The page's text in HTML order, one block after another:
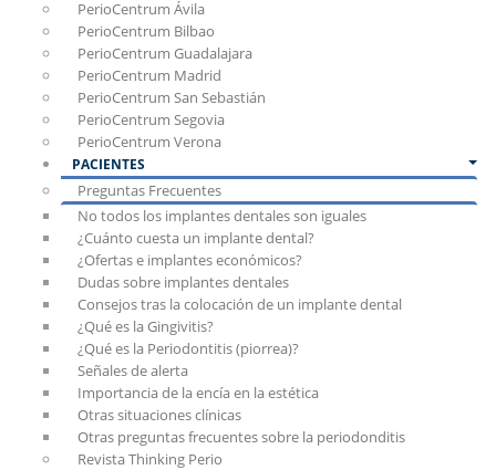
PerioCentrum Ávila
PerioCentrum Bilbao
PerioCentrum Guadalajara
PerioCentrum Madrid
PerioCentrum San Sebastián
PerioCentrum Segovia
PerioCentrum Verona
PACIENTES
Preguntas Frecuentes
No todos los implantes dentales son iguales
¿Cuánto cuesta un implante dental?
¿Ofertas e implantes económicos?
Dudas sobre implantes dentales
Consejos tras la colocación de un implante dental
¿Qué es la Gingivitis?
¿Qué es la Periodontitis (piorrea)?
Señales de alerta
Importancia de la encía en la estética
Otras situaciones clínicas
Otras preguntas frecuentes sobre la periodonditis
Revista Thinking Perio